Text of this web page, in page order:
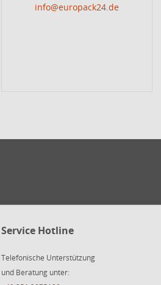
info@europack24.de
Service Hotline
Telefonische Unterstützung
und Beratung unter: